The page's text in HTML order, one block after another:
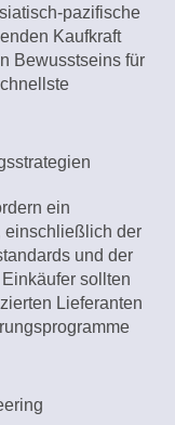
pazifische
Kaufkraft
Bewusstseins für
ein
einschließlich der
und der
sollten
Lieferanten